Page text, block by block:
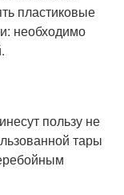
пластиковые
необходимо
пользу не
тары